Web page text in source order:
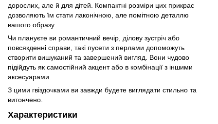
дорослих, але й для дітей. Компактні розміри цих прикрас
дозволяють їм стати лаконічною, але помітною деталлю
вашого образу.
Чи плануєте ви романтичний вечір, ділову зустріч або
повсякденні справи, такі пусети з перлами допоможуть
створити вишуканий та завершений вигляд. Вони чудово
підійдуть як самостійний акцент або в комбінації з іншими
аксесуарами.
З цими гвіздочками ви завжди будете виглядати стильно та
витончено.
Характеристики